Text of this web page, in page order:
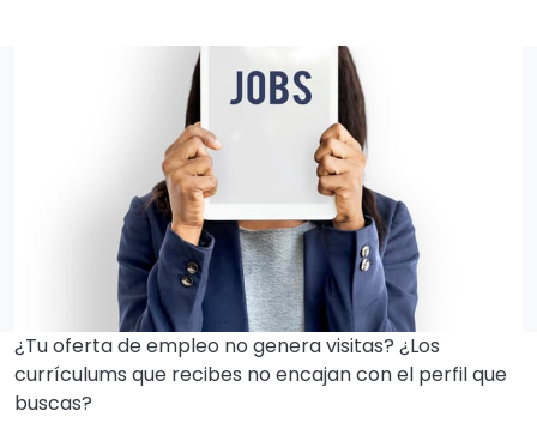
¿Tu oferta de empleo no genera visitas? ¿Los
currículums que recibes no encajan con el perfil que
buscas?